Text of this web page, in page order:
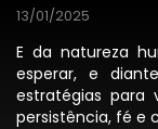
13/01/2025
E da natureza
esperar, e
estratégias
persistência, fé e